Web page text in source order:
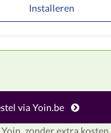
Installeren
via Yoin.be